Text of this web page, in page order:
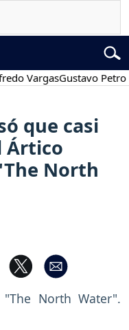
Gustavo Petro
que casi
Ártico
North